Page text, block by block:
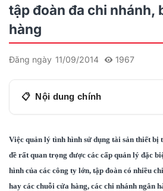
tập đoàn đa chi nhánh,
hàng
Đăng ngày 11/09/2014 1967
Nội dung chính
những vấn đề sau trong công
Nhãn in chất lượng cao, chống
và được thiết kế chuyên nghiệp.
Việc quản lý tình hình sử dụng tài sản thiết bị
đề rất quan trọng được các cấp quản lý đặc
hình của các công ty lớn, tập đoàn có nhiều
hay các chuỗi cửa hàng, các chi nhánh ngân